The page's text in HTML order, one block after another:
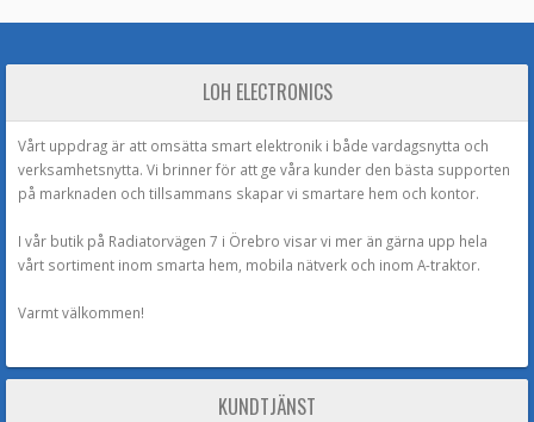
LOH ELECTRONICS
Vårt uppdrag är att omsätta smart elektronik i både vardagsnytta och
verksamhetsnytta. Vi brinner för att ge våra kunder den bästa supporten
på marknaden och tillsammans skapar vi smartare hem och kontor.
I vår butik på Radiatorvägen 7 i Örebro visar vi mer än gärna upp hela
vårt sortiment inom smarta hem, mobila nätverk och inom A-traktor.
Varmt välkommen!
KUNDTJÄNST